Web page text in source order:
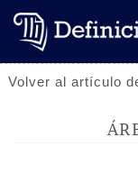
Volver al artículo